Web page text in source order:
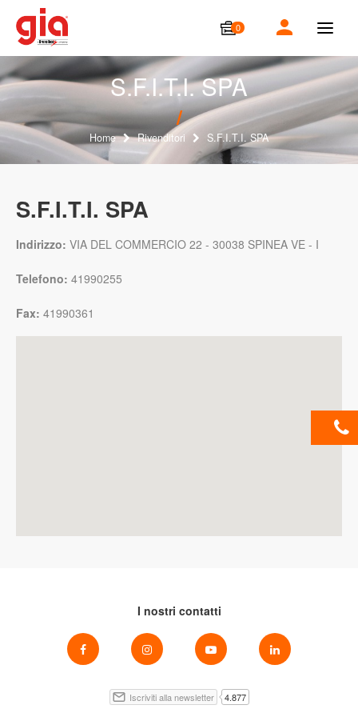
0
T
g
g
l
n
a
v
i
S.F.I.T.I. SPA
Home Rivenditori S.F.I.T.I. SPA
S.F.I.T.I. SPA
Indirizzo: VIA DEL COMMERCIO 22 - 30038 SPINEA VE - I
Telefono: 41990255
Fax: 41990361
I nostri contatti